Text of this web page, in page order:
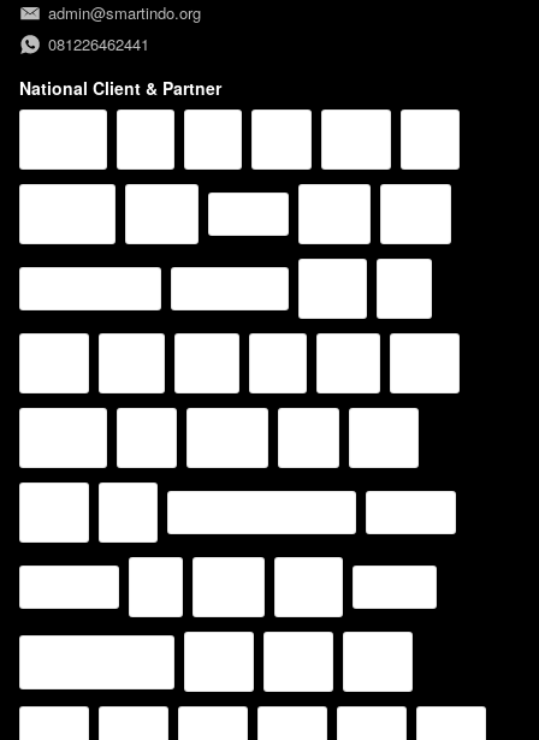
admin@smartindo.org
081226462441
National Client & Partner